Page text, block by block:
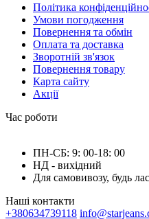
Політика
Умови погодження
Повернення та обмін
Оплата та доставка
Зворотній зв'язок
Повернення товару
Карта сайту
Акції
Час роботи
ПН-СБ: 9: 00-18: 00
НД - вихідний
Для самовивозу, будь
Наші контакти
+380634739118